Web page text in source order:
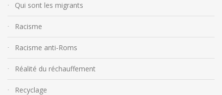
Qui sont les migrants
Racisme
Racisme anti-Roms
Réalité du réchauffement
Recyclage